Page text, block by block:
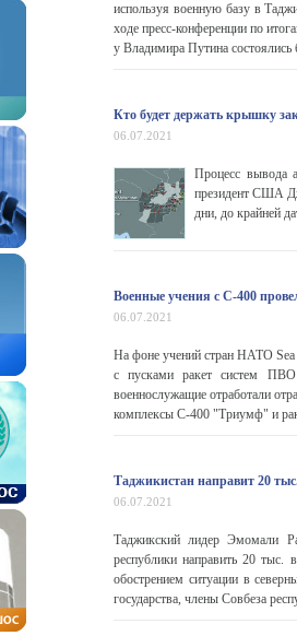
используя военную базу в
ходе пресс-конференции по
у Владимира Путина состоялись
Кто будет держать крышку
06.07.2021
Процесс вывода
президент США
дни, до крайней
Военные учения с С-400
06.07.2021
На фоне учений стран НАТО
с пусками ракет систем
военнослужащие отработали
комплексы С-400 "Триумф" и
Таджикистан направит 20
06.07.2021
Таджикский лидер Эмомали
республики направить 20 тыс.
обострением ситуации в
государства, члены Совбеза